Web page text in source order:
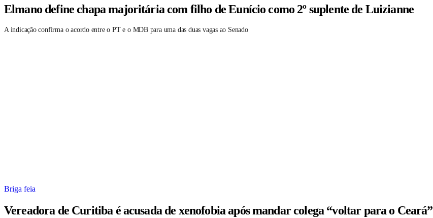
Elmano define chapa majoritária com filho de Eunício como 2º suplente de Luizianne
A indicação confirma o acordo entre o PT e o MDB para uma das duas vagas ao Senado
Briga feia
Vereadora de Curitiba é acusada de xenofobia após mandar colega “voltar para o Ceará”